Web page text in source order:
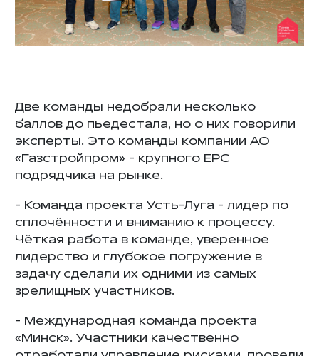
Две команды недобрали несколько
баллов до пьедестала, но о них говорили
эксперты. Это команды компании АО
«Газстройпром» - крупного EPC
подрядчика на рынке.
- Команда проекта Усть-Луга - лидер по
сплочённости и вниманию к процессу.
Чёткая работа в команде, уверенное
лидерство и глубокое погружение в
задачу сделали их одними из самых
зрелищных участников.
- Международная команда проекта
«Минск». Участники качественно